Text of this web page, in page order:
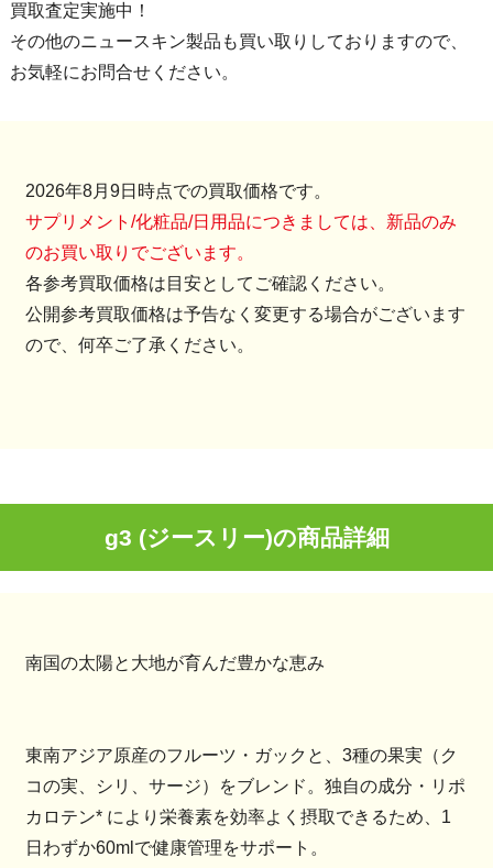
買取査定実施中！
その他のニュースキン製品も買い取りしておりますので、
お気軽にお問合せください。
2026年8月9日時点での買取価格です。
サプリメント/化粧品/日用品につきましては、新品のみ
のお買い取りでございます。
各参考買取価格は目安としてご確認ください。
公開参考買取価格は予告なく変更する場合がございます
ので、何卒ご了承ください。
g3 (ジースリー)の商品詳細
南国の太陽と大地が育んだ豊かな恵み
東南アジア原産のフルーツ・ガックと、3種の果実（ク
コの実、シリ、サージ）をブレンド。独自の成分・リポ
カロテン* により栄養素を効率よく摂取できるため、1
日わずか60mlで健康管理をサポート。